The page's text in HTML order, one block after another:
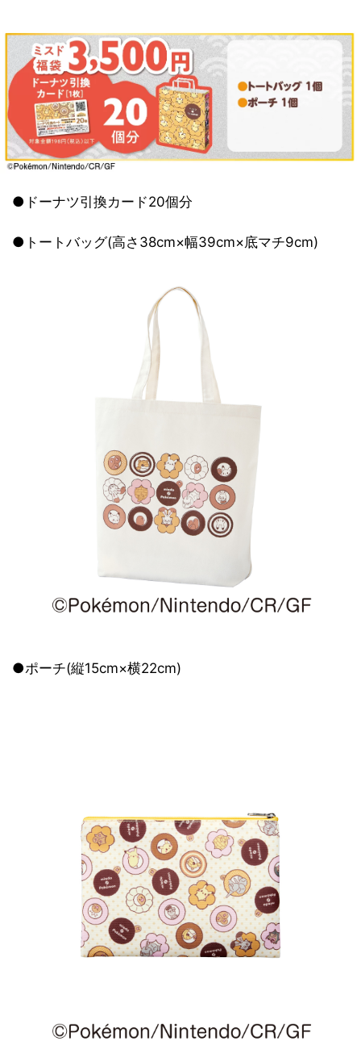
●ドーナツ引換カード20個分
●トートバッグ(高さ38cm×幅39cm×底マチ9cm)
●ポーチ(縦15cm×横22cm)